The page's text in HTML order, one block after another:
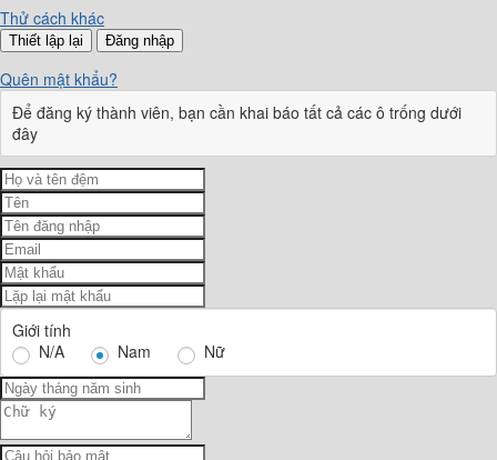
Thử cách khác
Đăng nhập
Quên mật khẩu?
Để đăng ký thành viên, bạn cần khai báo tất cả các ô trống dưới
đây
Giới tính
N/A
Nam Nữ